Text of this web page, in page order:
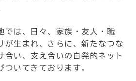
では、日々、家族・友人・職
が生まれ、さらに、新たなつな
合い、支え合いの自発的ネット
ついてきております。